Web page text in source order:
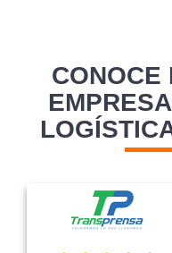
CONOCE